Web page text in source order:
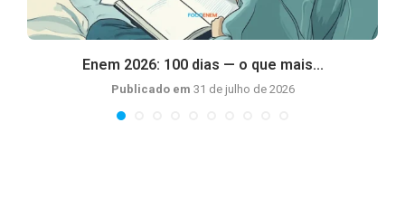
Enem 2026: 100 dias — o que mais...
Publicado em 31 de julho de 2026